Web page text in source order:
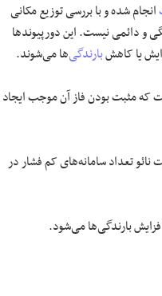
انجام شده و با بررسی توزیع مکانی
و دائمی نیست. این دورپیوند‌ها
یا کاهشبارندگی‌ها می‌شوند.
که مثبت بودن فاز آن موجب ایجاد
نائو تعداد سامانه‌های کم فشار در
بارندگی‌ها می‌شود.